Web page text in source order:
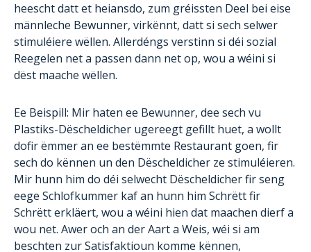
heescht datt et heiansdo, zum gréissten Deel bei eise
männleche Bewunner, virkënnt, datt si sech selwer
stimuléiere wëllen. Allerdéngs verstinn si déi sozial
Reegelen net a passen dann net op, wou a wéini si
dëst maache wëllen.
Ee Beispill: Mir haten ee Bewunner, dee sech vu
Plastiks-Dëscheldicher ugereegt gefillt huet, a wollt
dofir ëmmer an ee bestëmmte Restaurant goen, fir
sech do kënnen un den Dëscheldicher ze stimuléieren.
Mir hunn him do déi selwecht Dëscheldicher fir seng
eege Schlofkummer kaf an hunn him Schrëtt fir
Schrëtt erkläert, wou a wéini hien dat maachen dierf a
wou net. Awer och an der Aart a Weis, wéi si am
beschten zur Satisfaktioun komme kënnen,